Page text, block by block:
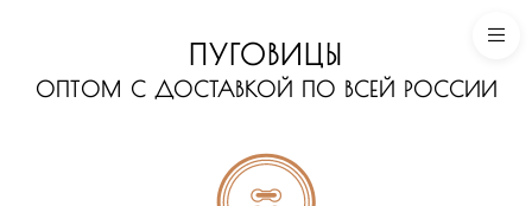
ПУГОВИЦЫ
ОПТОМ С ДОСТАВКОЙ ПО ВСЕЙ РОССИИ